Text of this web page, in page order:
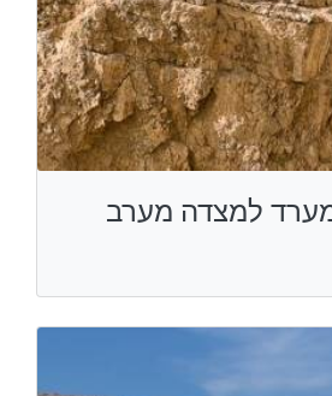
מערד למצדה מערב